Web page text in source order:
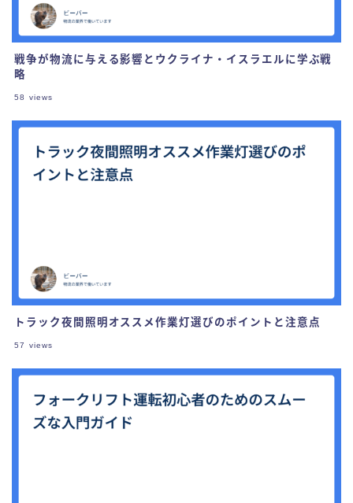
戦争が物流に与える影響とウクライナ・イスラエルに学ぶ戦
略
58 views
トラック夜間照明オススメ作業灯選びのポイントと注意点
57 views